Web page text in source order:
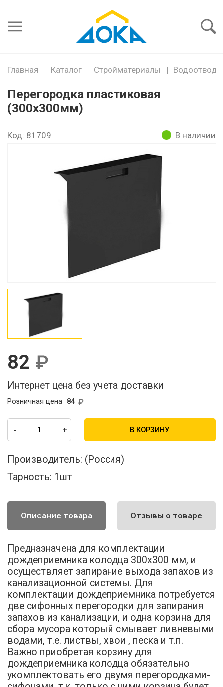
пароль
Главная Каталог Стройматериалы
Перегородка пластиковая
(300х300мм)
Код: 81709 В наличии
82
Интернет цена без учета доставки
84
Розничная цена
- + В КОРЗИНУ
Производитель: (Россия)
Тарность: 1шт
Описание товара Отзывы о товаре
Предназначена для комплектации
дождеприемника колодца 300х300 мм, и
осуществляет запирание выхода запахов из
канализационной системы. Для
комплектации дождеприемника потребуется
две сифонных перегородки для запирания
запахов из канализации, и одна корзина для
сбора мусора который смывает ливневыми
водами, т.е. листвы, хвои , песка и т.п.
Важно приобретая корзину для
дождеприемника колодца обязательно
укомплектовать его двумя перегородками-